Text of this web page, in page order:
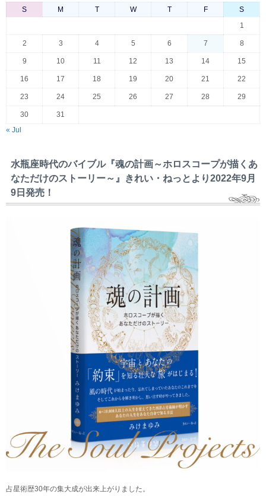
S M T W T F
S
1
2 3 4 5 6 7 8
9 10 11 12 13 14 15
16 17 18 19 20 21 22
23 24 25 26 27 28 29
30
31
« Jul
水瓶座時代のバイブル『魂の計画～ホロスコープが描くあ
なただけのストーリー～』きれい・ねっとより2022年9月
9日発売！
占星術歴30年の集大成が出来上がりました。